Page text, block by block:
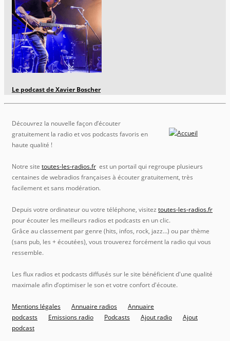
Le podcast de Xavier Boscher
Découvrez la nouvelle façon d’écouter
gratuitement la radio et vos podcasts favoris en
haute qualité !
Notre site toutes-les-radios.fr est un portail qui regroupe plusieurs
centaines de webradios françaises à écouter gratuitement, très
facilement et sans modération.
Depuis votre ordinateur ou votre téléphone, visitez toutes-les-radios.fr
pour écouter les meilleurs radios et podcasts en un clic.
Grâce au classement par genre (hits, infos, rock, jazz…) ou par thème
(sans pub, les + écoutées), vous trouverez forcément la radio qui vous
ressemble.
Les flux radios et podcasts diffusés sur le site bénéficient d'une qualité
maximale afin d’optimiser le son et votre confort d'écoute.
Mentions légales Annuaire radios
Annuaire
podcasts
Emissions radio Podcasts Ajout radio
Ajout
podcast